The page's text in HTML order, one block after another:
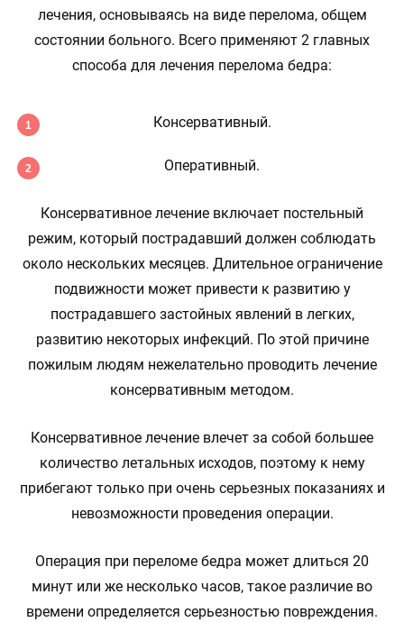
лечения, основываясь на виде перелома, общем
состоянии больного. Всего применяют 2 главных
способа для лечения перелома бедра:
Консервативный.
Оперативный.
Консервативное лечение включает постельный
режим, который пострадавший должен соблюдать
около нескольких месяцев. Длительное ограничение
подвижности может привести к развитию у
пострадавшего застойных явлений в легких,
развитию некоторых инфекций. По этой причине
пожилым людям нежелательно проводить лечение
консервативным методом.
Консервативное лечение влечет за собой большее
количество летальных исходов, поэтому к нему
прибегают только при очень серьезных показаниях и
невозможности проведения операции.
Операция при переломе бедра может длиться 20
минут или же несколько часов, такое различие во
времени определяется серьезностью повреждения.